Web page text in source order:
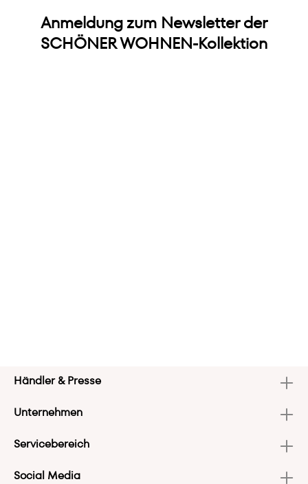
Anmeldung zum Newsletter der
SCHÖNER WOHNEN-Kollektion
Händler & Presse
Unternehmen
Servicebereich
Social Media